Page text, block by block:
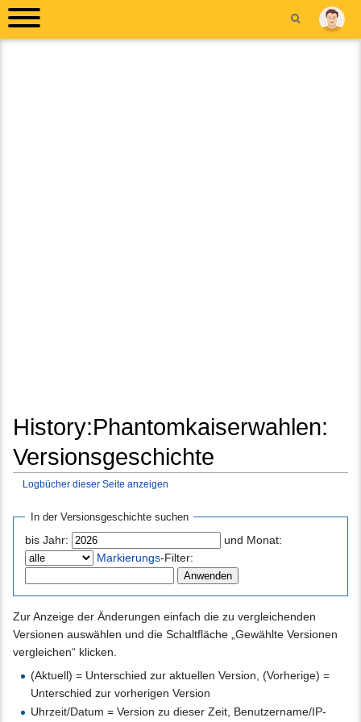
History:Phantomkaiserwahlen:
Versionsgeschichte
Logbücher dieser Seite anzeigen
In der Versionsgeschichte suchen
bis Jahr:
und Monat:
Markierungs-Filter:
Zur Anzeige der Änderungen einfach die zu vergleichenden
Versionen auswählen und die Schaltfläche „Gewählte Versionen
vergleichen“ klicken.
(Aktuell) = Unterschied zur aktuellen Version, (Vorherige) =
Unterschied zur vorherigen Version
Uhrzeit/Datum = Version zu dieser Zeit, Benutzername/IP-